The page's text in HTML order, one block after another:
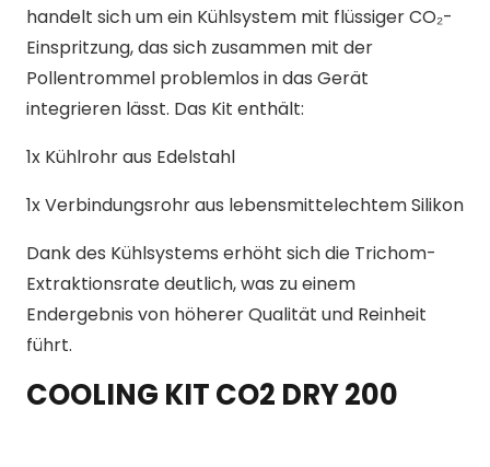
handelt sich um ein Kühlsystem mit flüssiger CO₂-
Einspritzung, das sich zusammen mit der
Pollentrommel problemlos in das Gerät
integrieren lässt. Das Kit enthält:
1x Kühlrohr aus Edelstahl
1x Verbindungsrohr aus lebensmittelechtem Silikon
Dank des Kühlsystems erhöht sich die Trichom-
Extraktionsrate deutlich, was zu einem
Endergebnis von höherer Qualität und Reinheit
führt.
COOLING KIT CO2 DRY 200